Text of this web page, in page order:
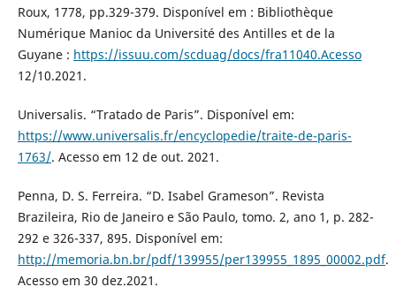
Roux, 1778, pp.329-379. Disponível em : Bibliothèque
Numérique Manioc da Université des Antilles et de la
Guyane : https://issuu.com/scduag/docs/fra11040.Acesso
12/10.2021.
Universalis. “Tratado de Paris”. Disponível em:
https://www.universalis.fr/encyclopedie/traite-de-paris-
1763/. Acesso em 12 de out. 2021.
Penna, D. S. Ferreira. “D. Isabel Grameson”. Revista
Brazileira, Rio de Janeiro e São Paulo, tomo. 2, ano 1, p. 282-
292 e 326-337, 895. Disponível em:
http://memoria.bn.br/pdf/139955/per139955_1895_00002.pdf.
Acesso em 30 dez.2021.